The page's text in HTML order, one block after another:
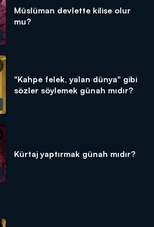
Müslüman devlette kilise olur
mu?
"Kahpe felek, yalan dünya" gibi
sözler söylemek günah mıdır?
Kürtaj yaptırmak günah mıdır?